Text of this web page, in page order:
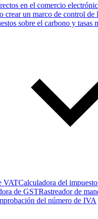
en el comercio
crear un marco de control de
sobre el carbono y tasas
VATCalculadora del
de GSTRastreador de
del número de IVA